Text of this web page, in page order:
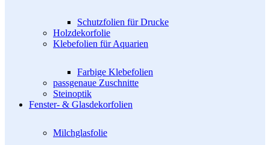
Schutzfolien für Drucke
Holzdekorfolie
Klebefolien für Aquarien
Farbige Klebefolien
passgenaue Zuschnitte
Steinoptik
Fenster- & Glasdekorfolien
Milchglasfolie